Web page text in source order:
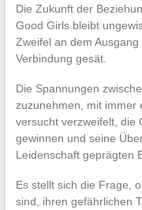
Die Zukunft der
Good Girls bleibt
Zweifel an dem
Verbindung gesät.
Die Spannungen
zuzunehmen, mit immer
versucht verzweifelt, die
gewinnen und seine
Leidenschaft geprägten
Es stellt sich die Frage,
sind, ihren gefährlichen